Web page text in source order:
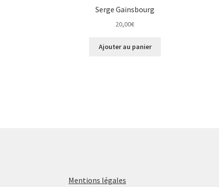
Serge Gainsbourg
20,00€
Ajouter au panier
Mentions légales